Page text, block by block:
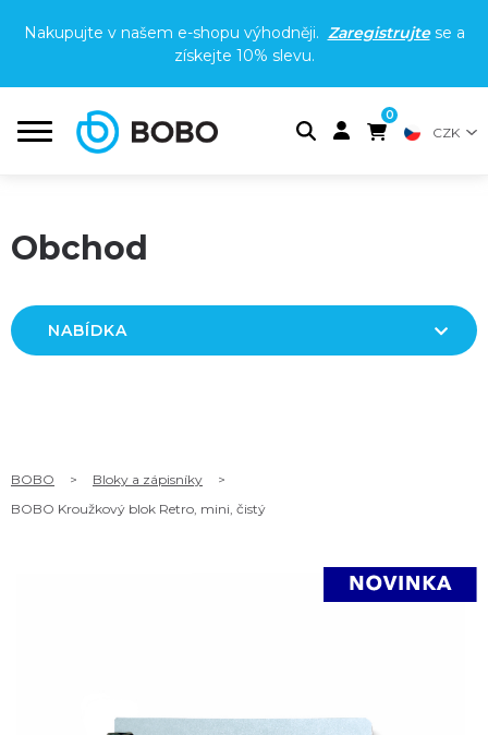
Nakupujte v našem e-shopu výhodněji. Zaregistrujtese a
získejte 10% slevu.
0
CZK
Obchod
NABÍDKA
BOBO > Bloky a zápisníky
>
BOBO Kroužkový blok Retro, mini, čistý